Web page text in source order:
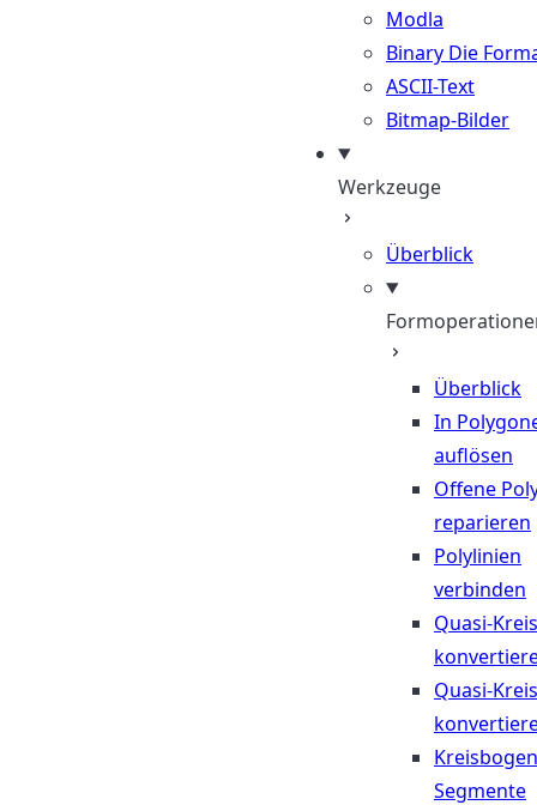
Modla
Binary Die
ASCII-Text
Bitmap-Bilder
Werkzeuge
Überblick
Überblick
In
auflösen
Offene
reparieren
Polylinien
verbinden
Quasi-
Quasi-
Segmente